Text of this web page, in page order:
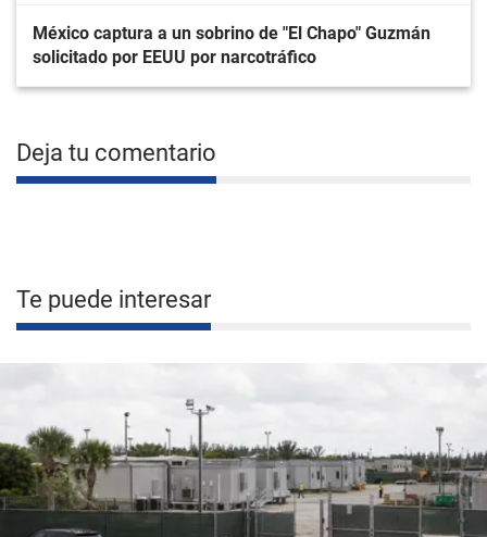
México captura a un sobrino de "El Chapo" Guzmán
solicitado por EEUU por narcotráfico
Deja tu comentario
Te puede interesar